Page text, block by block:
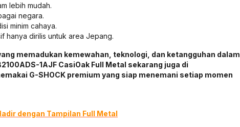
lebih mudah.
negara.
minim cahaya.
hanya dirilis untuk area Jepang.
memadukan kemewahan, teknologi, dan ketangguhan dalam
1AJF CasiOak Full Metal sekarang juga di
G-SHOCK premium yang siap menemani setiap momen
dengan Tampilan Full Metal